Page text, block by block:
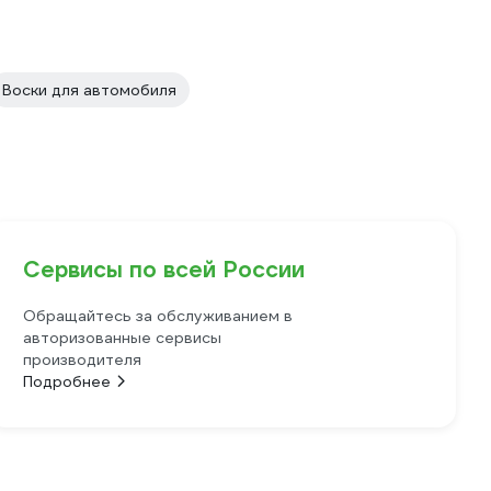
Воски для автомобиля
Сервисы по всей России
Обращайтесь за обслуживанием в
авторизованные сервисы
производителя
Подробнее